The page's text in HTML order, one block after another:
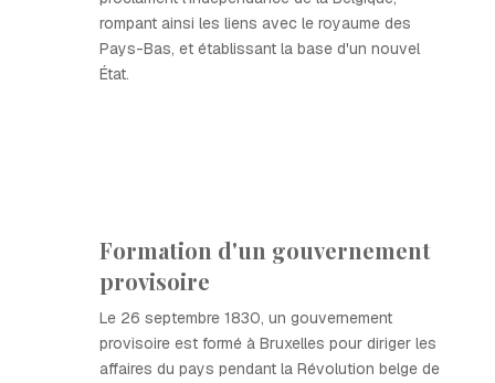
rompant ainsi les liens avec le royaume des
Pays-Bas, et établissant la base d'un nouvel
État.
Formation d'un gouvernement
provisoire
Le 26 septembre 1830, un gouvernement
provisoire est formé à Bruxelles pour diriger les
affaires du pays pendant la Révolution belge de